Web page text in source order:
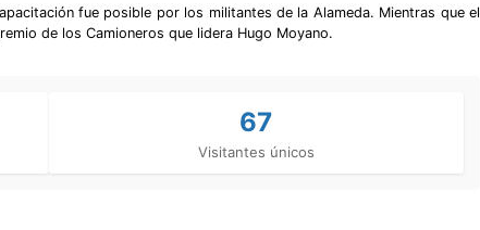
fue posible por los militantes de la Alameda. Mientras que el
de los Camioneros que lidera Hugo Moyano.
67
Visitantes únicos